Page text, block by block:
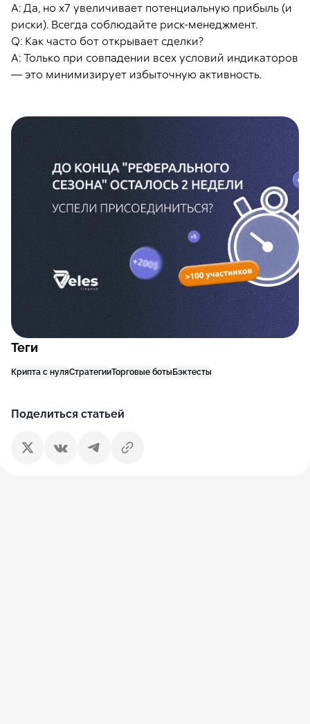
A: Да, но x7 увеличивает потенциальную прибыль (и
риски). Всегда соблюдайте риск-менеджмент.
Q: Как часто бот открывает сделки?
A: Только при совпадении всех условий индикаторов
— это минимизирует избыточную активность.
Теги
Крипта с нуляСтратегииТорговые боты Бэктесты
Поделиться статьей